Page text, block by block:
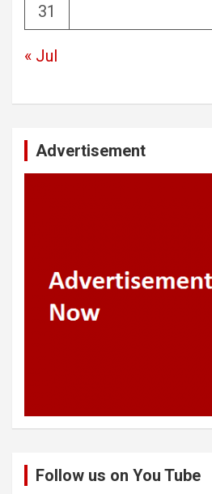
31
« Jul
Advertisement
Follow us on You Tube